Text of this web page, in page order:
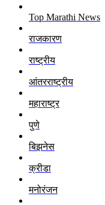
Top Marathi News
राजकारण
राष्ट्रीय
आंतरराष्ट्रीय
महाराष्ट्र
पुणे
बिझनेस
क्रीडा
मनोरंजन